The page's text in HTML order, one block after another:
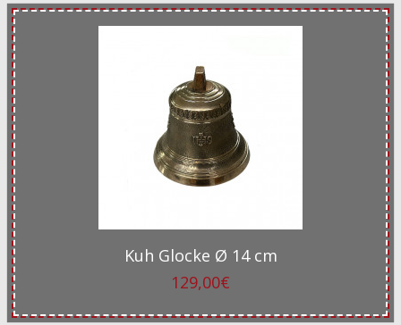
Kuh Glocke Ø 14 cm
129,00€